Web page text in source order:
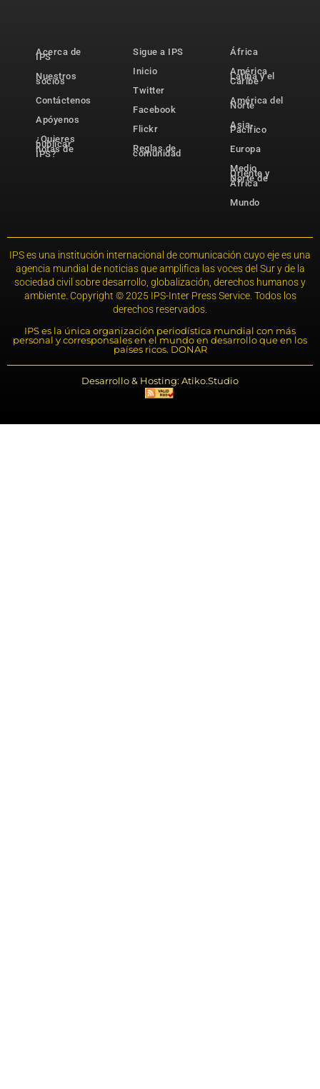
Acerca de
IPS
Nuestros
socios
Contáctenos
Apóyenos
¿Quieres
publicar
notas de
IPS?
Sigue a IPS
Inicio
Twitter
Facebook
Flickr
Reglas de
comunidad
África
América
Latina y el
Caribe
América del
Norte
Asia-
Pacífico
Europa
Medio
Oriente y
Norte de
África
Mundo
IPS es una institución internacional de comunicación cuyo eje es una
agencia mundial de noticias que amplifica las voces del Sur y de la
sociedad civil sobre desarrollo, globalización, derechos humanos y
ambiente. Copyright © 2025 IPS-Inter Press Service. Todos los
derechos reservados.
IPS es la única organización periodística mundial con más
personal y corresponsales en el mundo en desarrollo que en los
países ricos. DONAR
Desarrollo & Hosting: Atiko.Studio